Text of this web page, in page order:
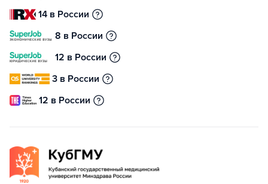
14 в России
8 в России
12 в России
3 в России
12 в России